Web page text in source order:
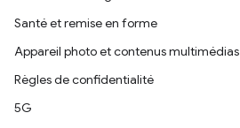
Santé et remise en forme
Appareil photo et contenus multimédias
Règles de confidentialité
5G